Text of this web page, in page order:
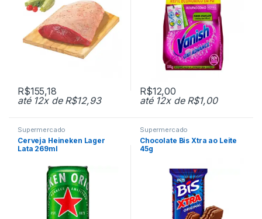
R$155,18
até 12x de R$12,93
R$12,00
até 12x de R$1,00
Supermercado
Cerveja Heineken Lager
Lata 269ml
Supermercado
Chocolate Bis Xtra ao Leite
45g